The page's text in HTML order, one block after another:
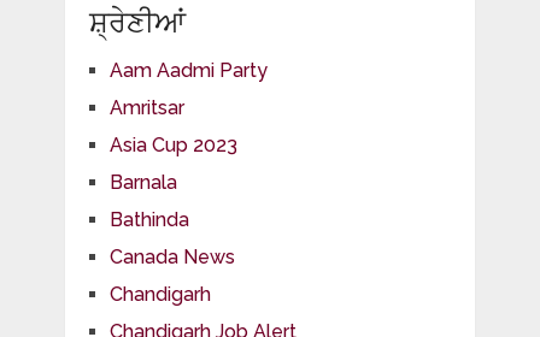
ਸ਼੍ਰੇਣੀਆਂ
Aam Aadmi Party
Amritsar
Asia Cup 2023
Barnala
Bathinda
Canada News
Chandigarh
Chandigarh Job Alert